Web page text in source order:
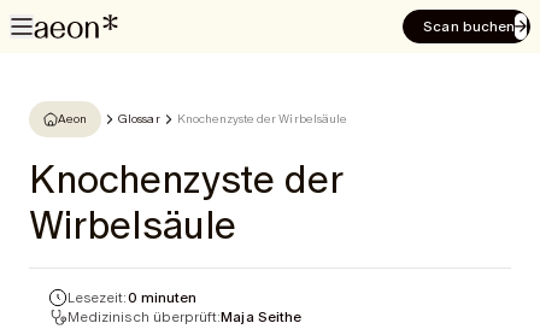
Scan buchen
Aeon Glossar Knochenzyste der Wirbelsäule
Knochenzyste der
Wirbelsäule
Lesezeit:0 minuten
Medizinisch überprüft:Maja Seithe